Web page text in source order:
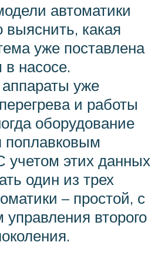
автоматики
выяснить, какая
уже поставлена
в насосе.
уже
и работы
оборудование
поплавковым
учетом этих данных
один из трех
– простой, с
управления второго